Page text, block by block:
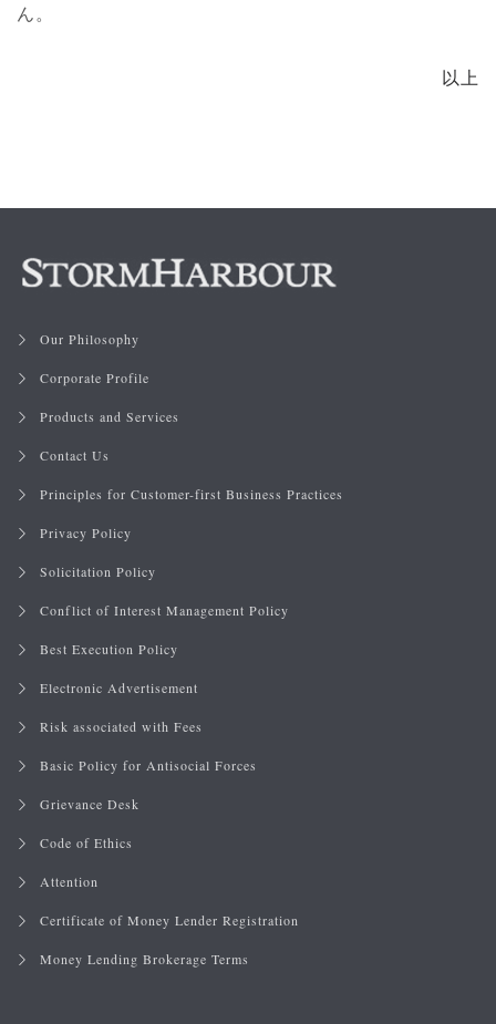
ん。
以上
Our Philosophy
Corporate Profile
Products and Services
Contact Us
Principles for Customer-first Business Practices
Privacy Policy
Solicitation Policy
Conflict of Interest Management Policy
Best Execution Policy
Electronic Advertisement
Risk associated with Fees
Basic Policy for Antisocial Forces
Grievance Desk
Code of Ethics
Attention
Certificate of Money Lender Registration
Money Lending Brokerage Terms